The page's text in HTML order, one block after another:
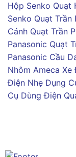
Hộp Senko Quạt
Senko Quạt Trần
Cánh Quạt Trần
Panasonic Quạt
Panasonic Cầu
Nhôm Ameca Xe
Điện Nhẹ Dụng
Cụ Dùng Điện